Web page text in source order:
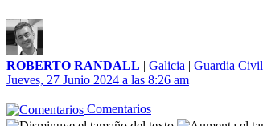
ROBERTO RANDALL | Galicia | Guardia Civil
Jueves, 27 Junio 2024 a las 8:26 am
Comentarios